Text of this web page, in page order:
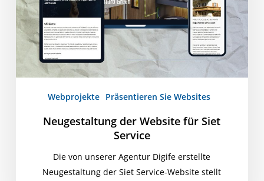
Service
Webprojekte Präsentieren Sie Websites
Neugestaltung der Website für Siet
Service
Die von unserer Agentur Digife erstellte
Neugestaltung der Siet Service-Website stellt